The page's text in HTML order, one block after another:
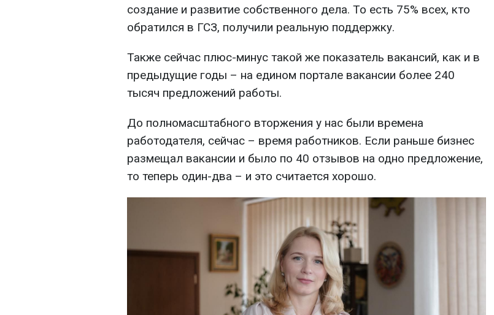
создание и развитие собственного дела. То есть 75% всех, кто
обратился в ГСЗ, получили реальную поддержку.
Также сейчас плюс-минус такой же показатель вакансий, как и в
предыдущие годы – на едином портале вакансии более 240
тысяч предложений работы.
До полномасштабного вторжения у нас были времена
работодателя, сейчас – время работников. Если раньше бизнес
размещал вакансии и было по 40 отзывов на одно предложение,
то теперь один-два – и это считается хорошо.